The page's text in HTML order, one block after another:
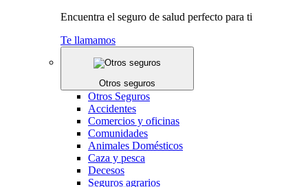
Encuentra el seguro de salud perfecto para ti
Te llamamos
Otros seguros
Otros Seguros
Accidentes
Comercios y oficinas
Comunidades
Animales Domésticos
Caza y pesca
Decesos
Seguros agrarios